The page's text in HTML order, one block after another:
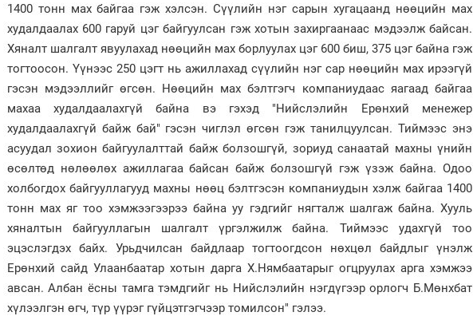
1400 тонн мах байгаа гэж хэлсэн. Сүүлийн нэг сарын хугацаанд нөөцийн мах
худалдаалах 600 гаруй цэг байгуулсан гэж хотын захиргаанаас мэдээлж байсан.
Хяналт шалгалт явуулахад нөөцийн мах борлуулах цэг 600 биш, 375 цэг байна гэж
тогтоосон. Үүнээс 250 цэгт нь ажиллахад сүүлийн нэг сар нөөцийн мах ирээгүй
гэсэн мэдээллийг өгсөн. Нөөцийн мах бэлтгэгч компаниудаас яагаад байгаа
махаа худалдаалахгүй байна вэ гэхэд "Нийслэлийн Ерөнхий менежер
худалдаалахгүй байж бай" гэсэн чиглэл өгсөн гэж танилцуулсан. Тиймээс энэ
асуудал зохион байгуулалттай байж болзошгүй, зориуд санаатай махны үнийн
өсөлтөд нөлөөлөх ажиллагаа байсан байж болзошгүй гэж үзэж байна. Одоо
холбогдох байгууллагууд махны нөөц бэлтгэсэн компаниудын хэлж байгаа 1400
тонн мах яг тоо хэмжээгээрээ байна уу гэдгийг нягталж шалгаж байна. Хууль
хяналтын байгууллагын шалгалт үргэлжилж байна. Тиймээс удахгүй тоо
эцэслэгдэх байх. Урьдчилсан байдлаар тогтоогдсон нөхцөл байдлыг үнэлж
Ерөнхий сайд Улаанбаатар хотын дарга Х.Нямбаатарыг огцруулах арга хэмжээ
авсан. Албан ёсны тамга тэмдгийг нь Нийслэлийн нэгдүгээр орлогч Б.Мөнхбат
хүлээлгэн өгч, түр үүрэг гүйцэтгэгчээр томилсон" гэлээ.